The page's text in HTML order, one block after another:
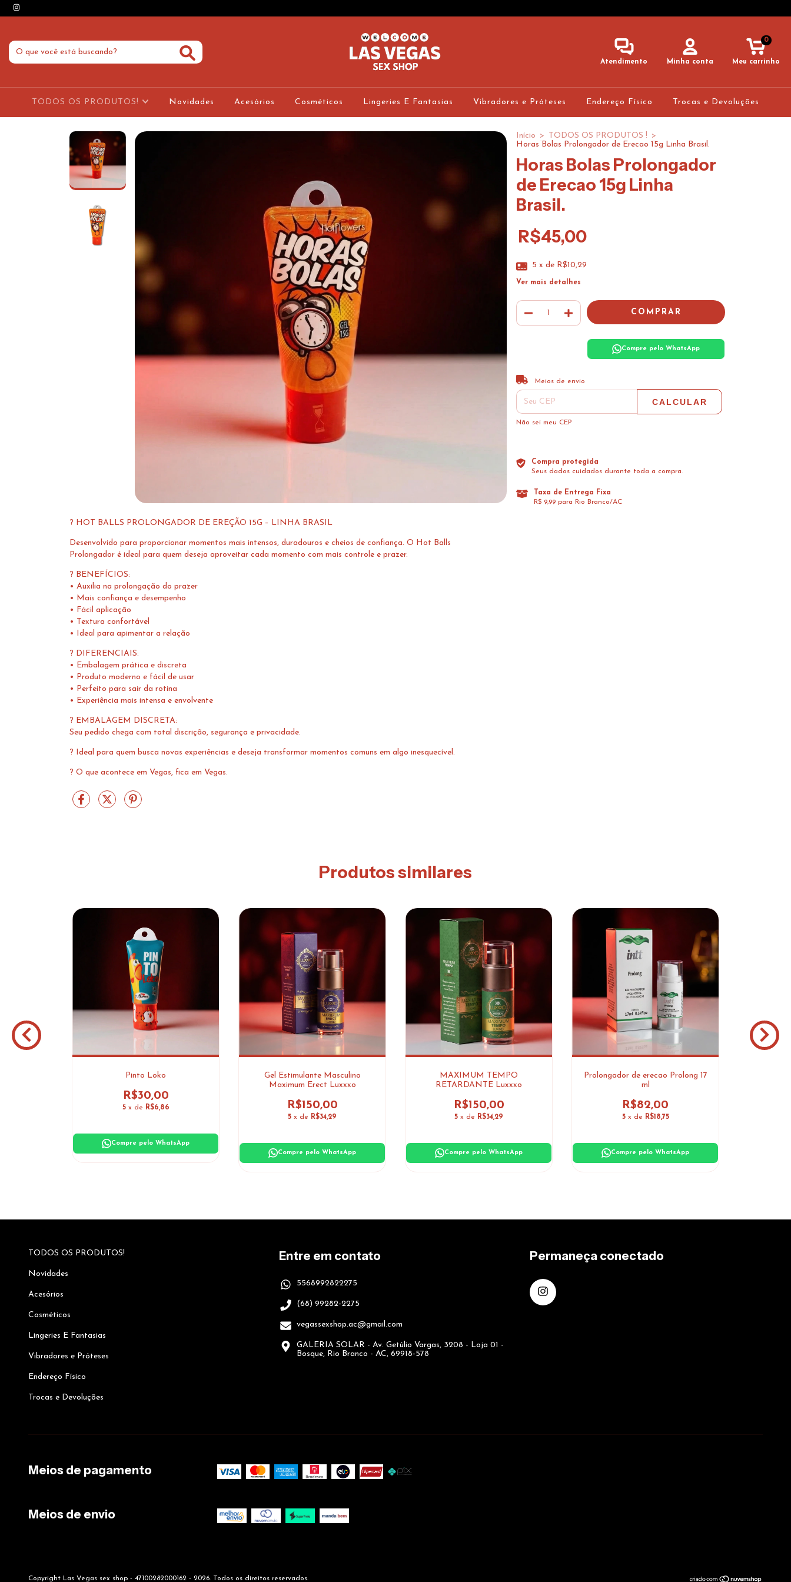
Atendimento Minha conta Meu carrinho
0
TODOS OS PRODUTOS! Novidades Acesórios Cosméticos Lingeries E Fantasias Vibradores e Próteses Endereço Físico Trocas e Devoluções
? HOT BALLS PROLONGADOR DE EREÇÃO 15G – LINHA BRASIL
Desenvolvido para proporcionar momentos mais intensos, duradouros e cheios de confiança. O Hot Balls
Prolongador é ideal para quem deseja aproveitar cada momento com mais controle e prazer.
? BENEFÍCIOS:
• Auxilia na prolongação do prazer
• Mais confiança e desempenho
• Fácil aplicação
• Textura confortável
• Ideal para apimentar a relação
? DIFERENCIAIS:
• Embalagem prática e discreta
• Produto moderno e fácil de usar
• Perfeito para sair da rotina
• Experiência mais intensa e envolvente
? EMBALAGEM DISCRETA:
Seu pedido chega com total discrição, segurança e privacidade.
? Ideal para quem busca novas experiências e deseja transformar momentos comuns em algo inesquecível.
? O que acontece em Vegas, fica em Vegas.
Início > TODOS OS PRODUTOS ! >
Horas Bolas Prolongador de Erecao 15g Linha Brasil.
Horas Bolas Prolongador
de Erecao 15g Linha
Brasil.
R$45,00
5 x de R$10,29
Ver mais detalhes
Compre pelo WhatsApp
Entregas para o CEP:
Meios de envio
CALCULAR
Não sei meu CEP
Compra protegida
Seus dados cuidados durante toda a compra.
Taxa de Entrega Fixa
R$ 9,99 para Rio Branco/AC
Produtos similares
Pinto Loko
R$30,00
5 x de R$6,86
Compre pelo WhatsApp
Gel Estimulante Masculino
Maximum Erect Luxxxo
R$150,00
5 x de R$34,29
Compre pelo WhatsApp
MAXIMUM TEMPO
RETARDANTE Luxxxo
R$150,00
5 x de R$34,29
Compre pelo WhatsApp
Prolongador de erecao Prolong 17
ml
R$82,00
5 x de R$18,75
Compre pelo WhatsApp
TODOS OS PRODUTOS!
Novidades
Acesórios
Cosméticos
Lingeries E Fantasias
Vibradores e Próteses
Endereço Físico
Trocas e Devoluções
Entre em contato
5568992822275
(68) 99282-2275
vegassexshop.ac@gmail.com
GALERIA SOLAR - Av. Getúlio Vargas, 3208 - Loja 01 -
Bosque, Rio Branco - AC, 69918-578
Permaneça conectado
Meios de pagamento
Meios de envio
Copyright Las Vegas sex shop - 47100282000162 - 2026. Todos os direitos reservados.